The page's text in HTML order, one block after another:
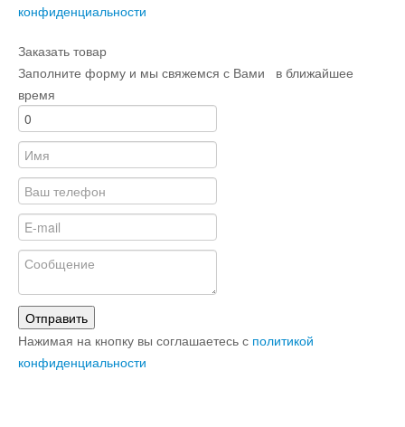
конфиденциальности
Заказать товар
Заполните форму и мы свяжемся с Вами в ближайшее
время
Отправить
Нажимая на кнопку вы соглашаетесь с политикой
конфиденциальности